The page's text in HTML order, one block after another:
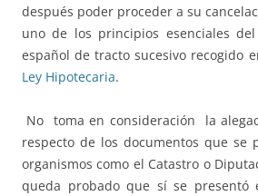
después poder proceder a su
uno de los principios esenciales
español de tracto sucesivo recogido
Ley Hipotecaria.
No toma en consideración la
respecto de los documentos que se
organismos como el Catastro o
queda probado que sí se presentó